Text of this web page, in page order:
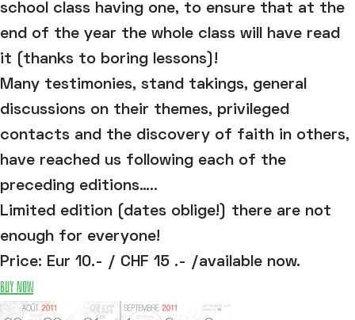
school class having one, to ensure that at the
end of the year the whole class will have read
it (thanks to boring lessons)!
Many testimonies, stand takings, general
discussions on their themes, privileged
contacts and the discovery of faith in others,
have reached us following each of the
preceding editions…..
Limited edition (dates oblige!) there are not
enough for everyone!
Price: Eur 10.- / CHF 15 .- /available now.
Buy now